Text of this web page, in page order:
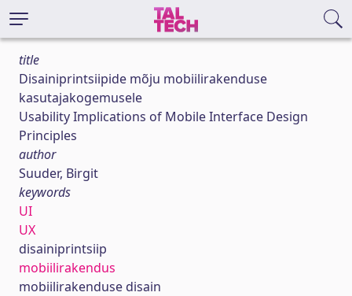
title
Disainiprintsiipide mõju mobiilirakenduse
kasutajakogemusele
Usability Implications of Mobile Interface Design
Principles
author
Suuder, Birgit
keywords
UI
UX
disainiprintsiip
mobiilirakendus
mobiilirakenduse disain